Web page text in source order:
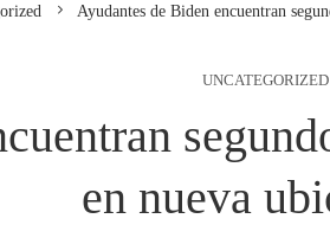
Ayudantes de Biden encuentran
UNCATEGORIZED
en nueva